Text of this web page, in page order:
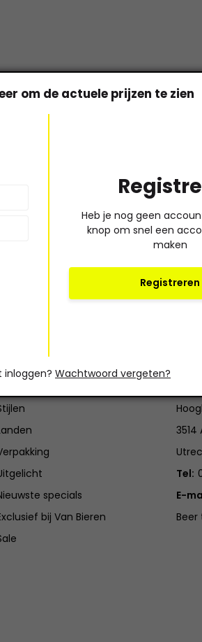
om de actuele prijzen te zien
Heb je nog geen
knop om snel een
maken
Registreren
inloggen? Wachtwoord vergeten?
* Lees
Categorieën
specials
bij Van Bieren
3514
Tel:
E-
Beer